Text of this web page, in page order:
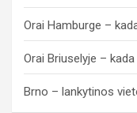
Orai Hamburge –
Orai Briuselyje –
Brno – lankytinos